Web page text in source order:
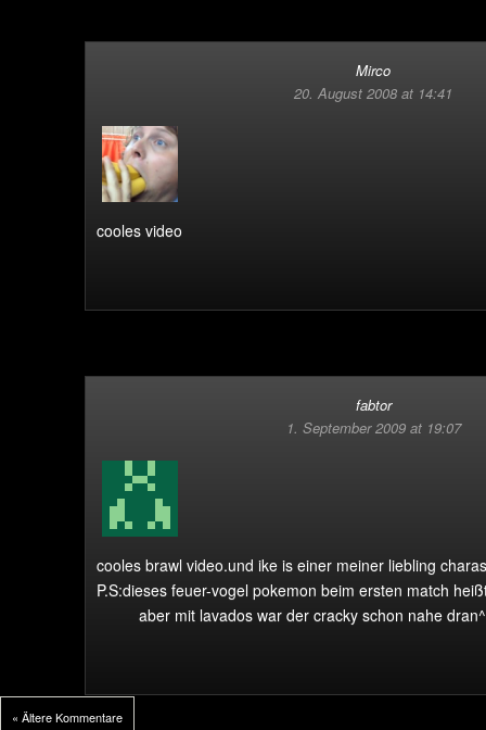
Mirco
20. August 2008 at 14:41
cooles video
fabtor
1. September 2009 at 19:07
cooles brawl video.und ike is einer meiner liebling
P.S:dieses feuer-vogel pokemon beim ersten match
aber mit lavados war der cracky schon nahe
« Ältere Kommentare